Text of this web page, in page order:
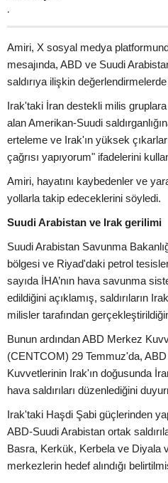
.
Amiri, X sosyal medya
mesajında, ABD ve Suudi
saldırıya ilişkin
Irak'taki İran destekli milis
alan Amerikan-Suudi
erteleme ve Irak'ın yüksek
çağrısı yapıyorum" ifadelerini
Amiri, hayatını kaybedenler ve
yollarla takip edeceklerini söyledi.
Suudi Arabistan ve Irak gerilimi
Suudi Arabistan Savunma
bölgesi ve Riyad'daki petrol
sayıda İHA’nın hava savunma
edildiğini açıklamış, saldırıların
milisler tarafından
Bunun ardından ABD Merkez
(CENTCOM) 29 Temmuz'da,
Kuvvetlerinin Irak'ın doğusunda
hava saldırıları düzenlediğini
Irak'taki Haşdi Şabi güçlerinden
ABD-Suudi Arabistan ortak
Basra, Kerkük, Kerbela ve Diyala
merkezlerin hedef alındığı